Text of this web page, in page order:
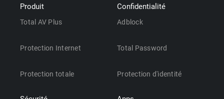
Produit
Total AV Plus
Protection Internet
Protection totale
Confidentialité
Adblock
Total Password
Protection d'identité